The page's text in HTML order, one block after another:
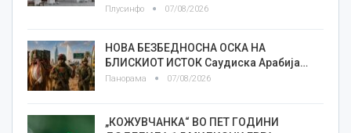
Плусинфо 07/08/2026
НОВА БЕЗБЕДНОСНА ОСКА НА
БЛИСКИОТ ИСТОК Саудиска Арабија…
Панорама 07/08/2026
„КОЖУВЧАНКА“ ВО ПЕТ ГОДИНИ